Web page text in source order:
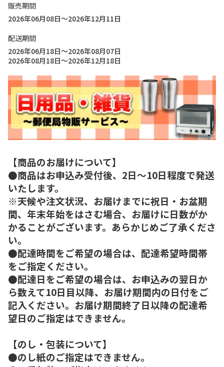
販売期間
2026年06月08日～2026年12月11日
配送期間
2026年06月18日～2026年08月07日
2026年08月18日～2026年12月18日
【商品のお届けについて】
●商品はお申込み受付後、2日～10日程度で発送
いたします。
※天候や注文状況、お届けまでに祝日・お盆期
間、年末年始をはさむ場合、お届けに日数がか
かることがございます。あらかじめご了承くださ
い。
●配達時間をご希望の場合は、配達希望時間帯
をご指定ください。
●配達日をご希望の場合は、お申込みの翌日か
ら数えて10日目以降、お届け期間内の日付をご
記入ください。お届け期間終了日以降の配達希
望日のご指定はできません。
【のし・包装について】
●のし紙のご指定はできません。